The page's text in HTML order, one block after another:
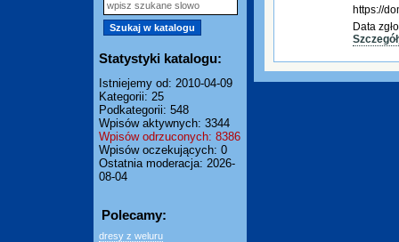
Statystyki katalogu:
Istniejemy od: 2010-04-09
Kategorii: 25
Podkategorii: 548
Wpisów aktywnych: 3344
Wpisów odrzuconych: 8386
Wpisów oczekujących: 0
Ostatnia moderacja: 2026-
08-04
Polecamy:
dresy z weluru
https://
Data